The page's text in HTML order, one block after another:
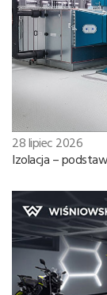
28 lipiec 2026
Izolacja –